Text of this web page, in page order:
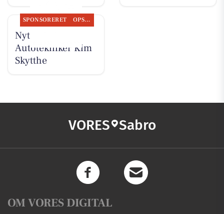
SPONSORERET OPSLAGSTAVLEN
Nyt fra
Autotekniker Kim
Skytthe
VORES Sabro
OM VORES DIGITAL